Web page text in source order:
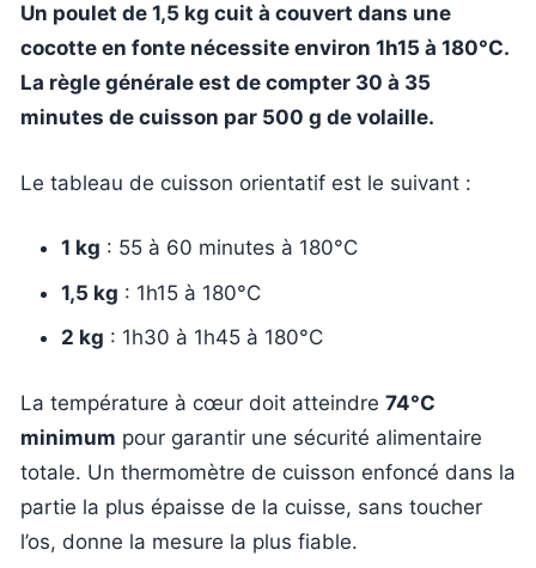
Un poulet de 1,5 kg cuit à couvert dans une
cocotte en fonte nécessite environ 1h15 à 180°C.
La règle générale est de compter 30 à 35
minutes de cuisson par 500 g de volaille.
Le tableau de cuisson orientatif est le suivant :
1 kg : 55 à 60 minutes à 180°C
1,5 kg : 1h15 à 180°C
2 kg : 1h30 à 1h45 à 180°C
La température à cœur doit atteindre 74°C
minimum pour garantir une sécurité alimentaire
totale. Un thermomètre de cuisson enfoncé dans la
partie la plus épaisse de la cuisse, sans toucher
l’os, donne la mesure la plus fiable.